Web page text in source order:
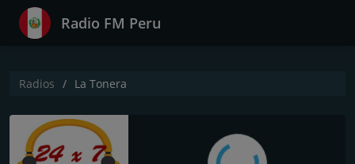
Radio FM Peru
Radios La Tonera